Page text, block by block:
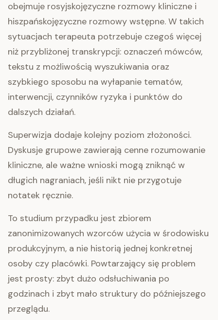
obejmuje rosyjskojęzyczne rozmowy kliniczne i
hiszpańskojęzyczne rozmowy wstępne. W takich
sytuacjach terapeuta potrzebuje czegoś więcej
niż przybliżonej transkrypcji: oznaczeń mówców,
tekstu z możliwością wyszukiwania oraz
szybkiego sposobu na wyłapanie tematów,
interwencji, czynników ryzyka i punktów do
dalszych działań.
Superwizja dodaje kolejny poziom złożoności.
Dyskusje grupowe zawierają cenne rozumowanie
kliniczne, ale ważne wnioski mogą zniknąć w
długich nagraniach, jeśli nikt nie przygotuje
notatek ręcznie.
To studium przypadku jest zbiorem
zanonimizowanych wzorców użycia w środowisku
produkcyjnym, a nie historią jednej konkretnej
osoby czy placówki. Powtarzający się problem
jest prosty: zbyt dużo odsłuchiwania po
godzinach i zbyt mało struktury do późniejszego
przeglądu.